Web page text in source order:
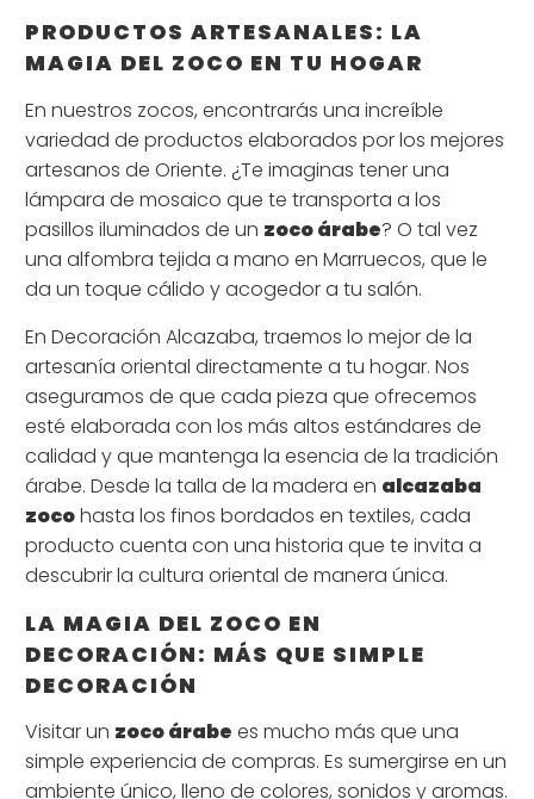
PRODUCTOS ARTESANALES: LA
MAGIA DEL ZOCO EN TU HOGAR
En nuestros zocos, encontrarás una increíble
variedad de productos elaborados por los mejores
artesanos de Oriente. ¿Te imaginas tener una
lámpara de mosaico que te transporta a los
pasillos iluminados de un zoco árabe? O tal vez
una alfombra tejida a mano en Marruecos, que le
da un toque cálido y acogedor a tu salón.
En Decoración Alcazaba, traemos lo mejor de la
artesanía oriental directamente a tu hogar. Nos
aseguramos de que cada pieza que ofrecemos
esté elaborada con los más altos estándares de
calidad y que mantenga la esencia de la tradición
árabe. Desde la talla de la madera en alcazaba
zocohasta los finos bordados en textiles, cada
producto cuenta con una historia que te invita a
descubrir la cultura oriental de manera única.
LA MAGIA DEL ZOCO EN
DECORACIÓN: MÁS QUE SIMPLE
DECORACIÓN
Visitar un zoco árabe es mucho más que una
simple experiencia de compras. Es sumergirse en un
ambiente único, lleno de colores, sonidos y aromas.